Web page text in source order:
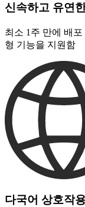
신속하고 유연
최소 1주 만에 배
형 기능을 지원함
다국어 상호작